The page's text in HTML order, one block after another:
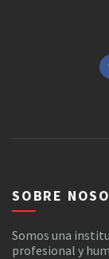
SOBRE
Somos una
profesional y